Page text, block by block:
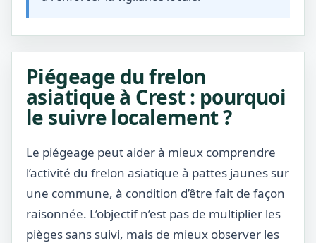
Piégeage du frelon
asiatique à Crest : pourquoi
le suivre localement ?
Le piégeage peut aider à mieux comprendre
l’activité du frelon asiatique à pattes jaunes sur
une commune, à condition d’être fait de façon
raisonnée. L’objectif n’est pas de multiplier les
pièges sans suivi, mais de mieux observer les